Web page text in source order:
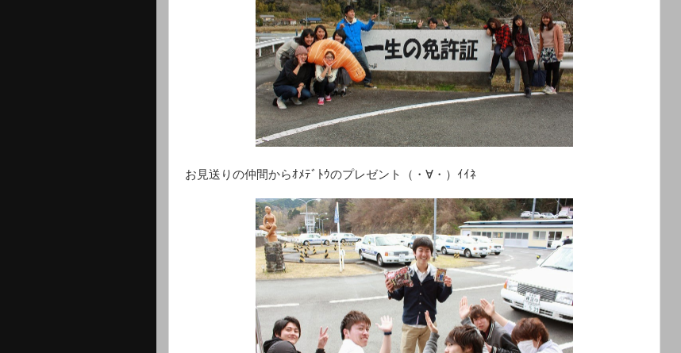
お見送りの仲間からｵﾒﾃﾞﾄｳのプレゼント（・∀・）ｲｲﾈ